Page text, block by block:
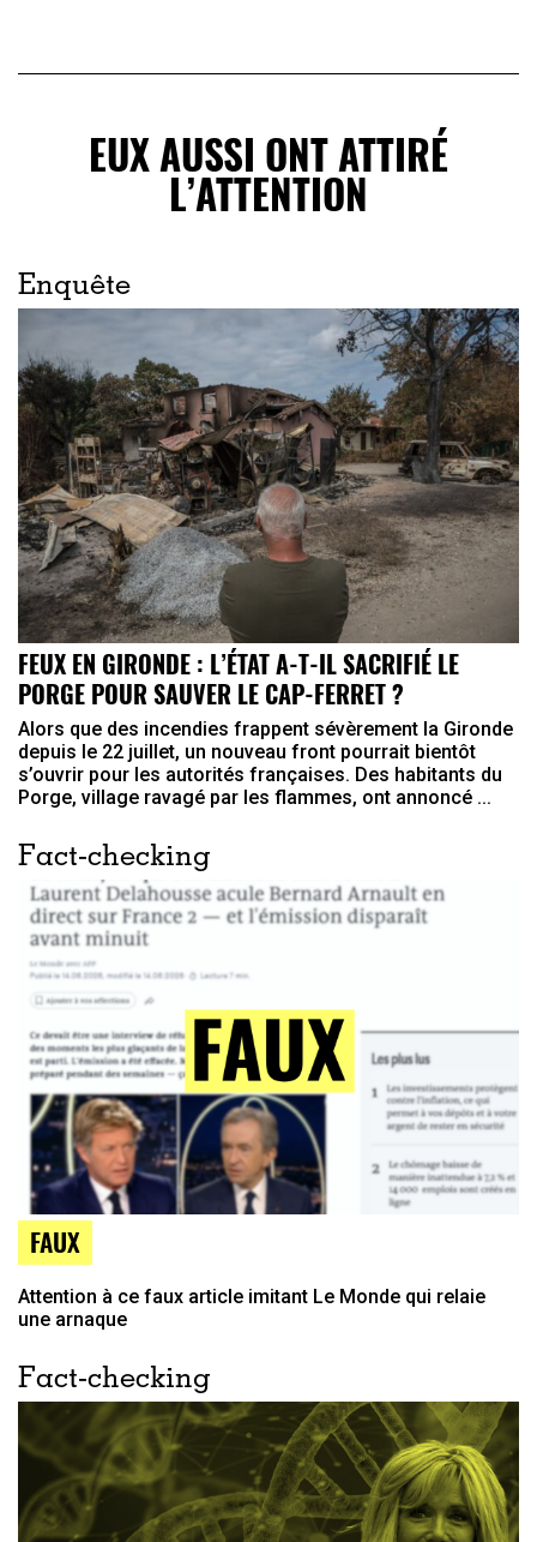
EUX AUSSI ONT ATTIRÉ
L’ATTENTION
Enquête
FEUX EN GIRONDE : L’ÉTAT A-T-IL SACRIFIÉ LE
PORGE POUR SAUVER LE CAP-FERRET ?
Alors que des incendies frappent sévèrement la Gironde
depuis le 22 juillet, un nouveau front pourrait bientôt
s’ouvrir pour les autorités françaises. Des habitants du
Porge, village ravagé par les flammes, ont annoncé ...
Fact-checking
FAUX
Attention à ce faux article imitant Le Monde qui relaie
une arnaque
Fact-checking